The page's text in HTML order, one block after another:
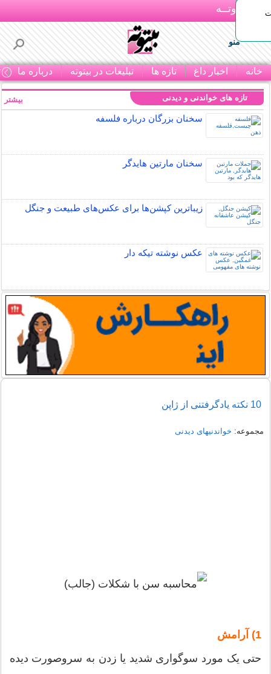
بـیتوتــه
منو
خانه اخبار داغ تازه ها تبلیغات در بیتوته درباره ما
تازه های خواندنی و دیدنی
سخنان بزرگان درباره فلسفه
سخنان مارتین هایدگر
زیباترین کپشن‌ها برای عکس‌های طبیعت و جنگل
عکس نوشته تیکه دار
بیشتر
10 نکته یادگرفتنی از ژاپن
مجموعه: خواندنیهای دیدنی
1) آرامش
حتی یک مورد سوگواری شدید یا زدن به سروصورت دیده